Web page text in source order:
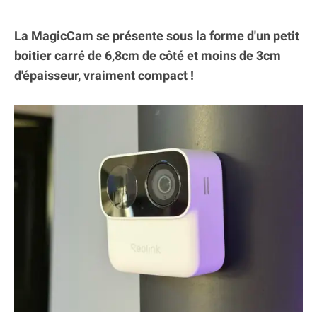
La MagicCam se présente sous la forme d'un petit
boitier carré de 6,8cm de côté et moins de 3cm
d'épaisseur, vraiment compact !